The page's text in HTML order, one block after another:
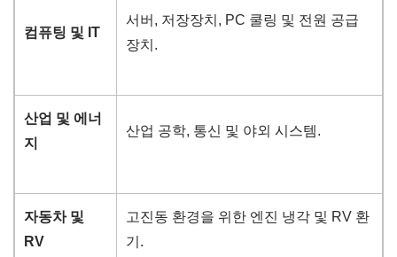
컴퓨팅 및 IT
서버, 저장장치, PC 쿨링 및 전원 공급
장치.
산업 및 에너
지
산업 공학, 통신 및 야외 시스템.
자동차 및
RV
고진동 환경을 위한 엔진 냉각 및 RV 환
기.